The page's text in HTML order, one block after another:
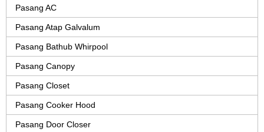
Pasang AC
Pasang Atap Galvalum
Pasang Bathub Whirpool
Pasang Canopy
Pasang Closet
Pasang Cooker Hood
Pasang Door Closer